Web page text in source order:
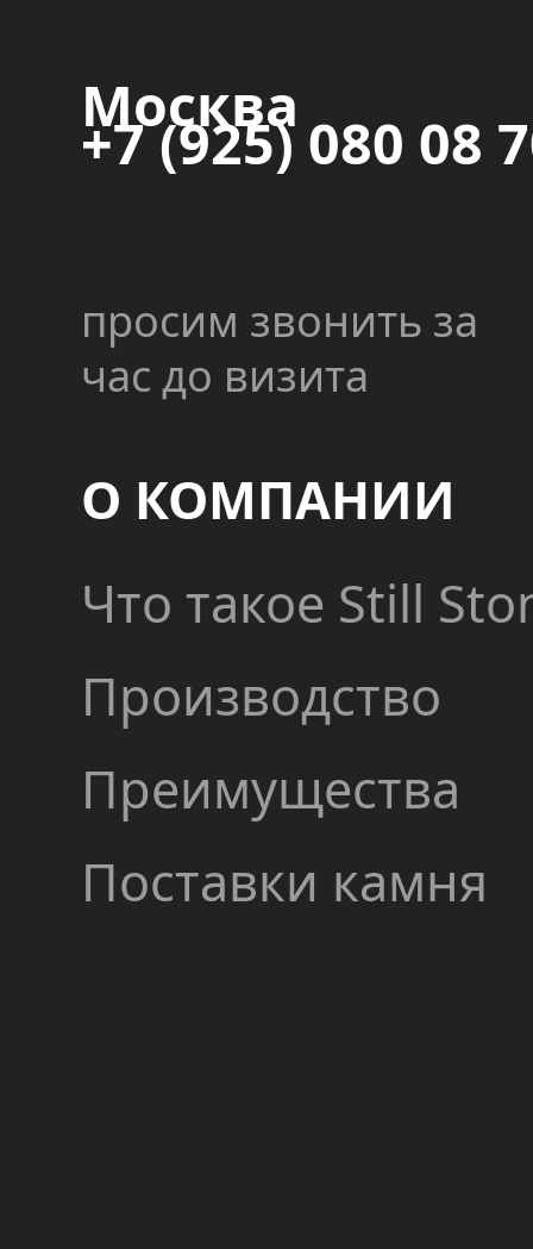
просим звонить за
час до визита
Москва
+7 (925) 080 08
О КОМПАНИИ
Что такое Still
Производство
Преимущества
Поставки камня